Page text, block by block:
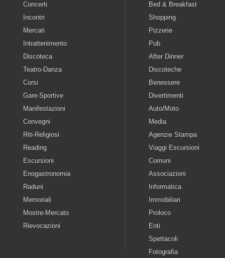
Concerti
Incontri
Mercati
Intrattenimento
Discoteca
Teatro-Danza
Corsi
Gare-Sportive
Manifestazioni
Convegni
Riti-Religiosi
Reading
Escursioni
Enogastronomia
Raduni
Memoriali
Mostre-Mercato
Rievocazioni
Bed & Breakfast
Shopping
Pizzerie
Pub
After Dinner
Discoteche
Benessere
Divertimenti
Auto/Moto
Media
Agenzie Stampa
Viaggi Escursioni
Comuni
Associazioni
Informatica
Immobiliari
Proloco
Enti
Spettacoli
Fotografia